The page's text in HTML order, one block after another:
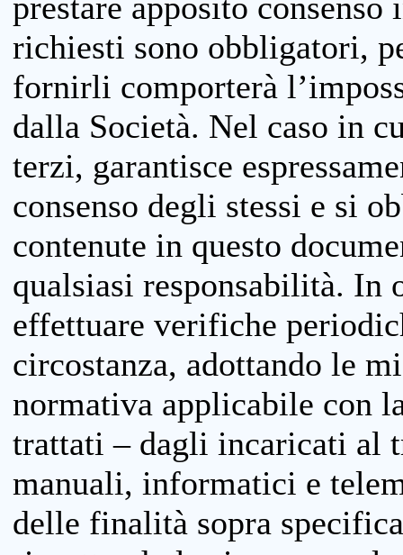
richiesti sono obbligatori,
fornirli comporterà
dalla Società. Nel caso in
terzi, garantisce
consenso degli stessi e si
contenute in questo
qualsiasi responsabilità. In
effettuare verifiche
circostanza, adottando le
normativa applicabile con
trattati – dagli incaricati al
manuali, informatici e
delle finalità sopra